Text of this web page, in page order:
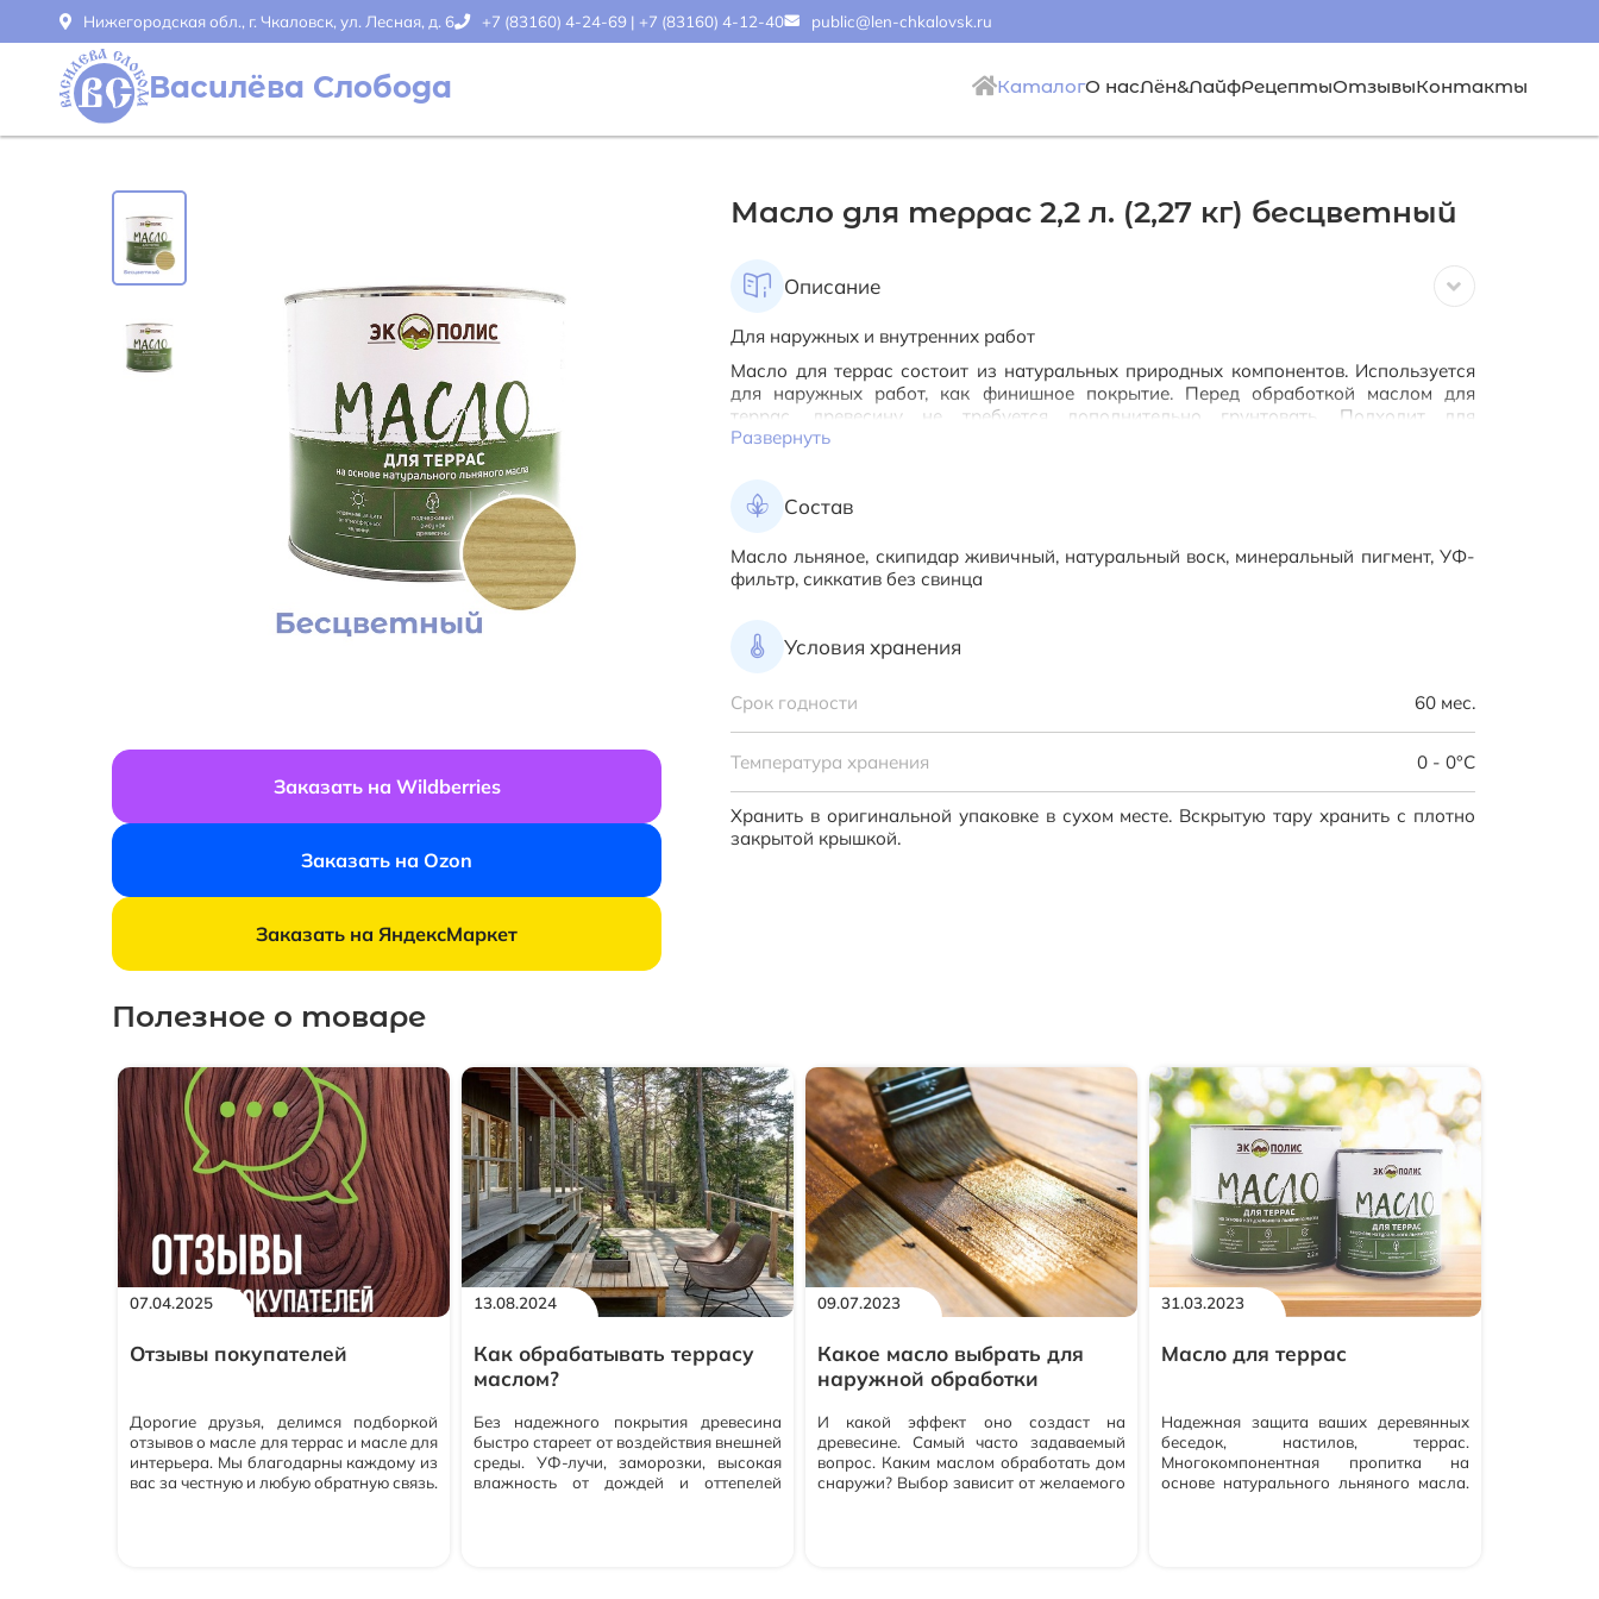
Нижегородская обл., г. Чкаловск, ул. Лесная, д. 6 +7 (83160) 4-24-69 | +7 (83160) 4-12-40 public@len-chkalovsk.ru
Василёва Слобода КаталогО насЛён&ЛайфРецептыОтзывыКонтакты
Заказать на Wildberries
Заказать на Ozon
Заказать на ЯндексМаркет
Масло для террас 2,2 л. (2,27 кг) бесцветный
Описание
Для наружных и внутренних работ
Масло для террас состоит из натуральных природных компонентов. Используется
для наружных работ, как финишное покрытие. Перед обработкой маслом для
террас, древесину не требуется дополнительно грунтовать. Подходит для
деревянных поверхностей террас, беседок, перил, деревянных настилов. Защищает
свойствами.
Назначение
Подходит для деревянных поверхностей террас, беседок, перил, деревянных
ультрафиолета, атмосферных воздействий. Подчеркивает структуру древесины.
Позволяет древесине дышать.
Развернуть
Состав
Масло льняное, скипидар живичный, натуральный воск, минеральный пигмент, УФ-
фильтр, сиккатив без свинца
Условия хранения
Срок годности 60 мес.
Температура хранения 0 - 0°C
Хранить в оригинальной упаковке в сухом месте. Вскрытую тару хранить с плотно
закрытой крышкой.
Полезное о товаре
07.04.2025
Отзывы покупателей
Дорогие друзья, делимся подборкой
отзывов о масле для террас и масле для
интерьера. Мы благодарны каждому из
вас за честную и любую обратную связь.
13.08.2024
Как обрабатывать террасу
маслом?
Без надежного покрытия древесина
быстро стареет от воздействия внешней
среды. УФ-лучи, заморозки, высокая
влажность от дождей и оттепелей
09.07.2023
Какое масло выбрать для
наружной обработки
И какой эффект оно создаст на
древесине. Самый часто задаваемый
вопрос. Каким маслом обработать дом
снаружи? Выбор зависит от желаемого
31.03.2023
Масло для террас
Надежная защита ваших деревянных
беседок, настилов, террас.
Многокомпонентная пропитка на
основе натурального льняного масла.